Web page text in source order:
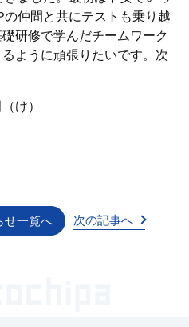
仲間と共にテストも乗り越
研修で学んだチームワーク
ように頑張りたいです。次
け）
せ一覧へ 次の記事へ